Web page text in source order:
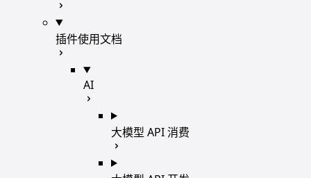
插件使用文档
AI
大模型 API 消费